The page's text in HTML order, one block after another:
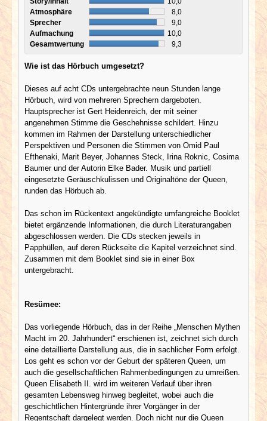
Atmosphäre
8,0
Sprecher
9,0
Aufmachung
10,0
Gesamtwertung
9,3
Wie ist das Hörbuch umgesetzt?
Dieses auf acht CDs untergebrachte neun Stunden lange
Hörbuch, wird von mehreren Sprechern dargeboten.
Hauptsprecher ist Gert Heidenreich, der mit seiner
angenehmen Stimme die Geschehnisse schildert. Hinzu
kommen im Rahmen der Darstellung unterschiedlicher
Perspektiven und Personen die Stimmen von Omid Paul
Efthenaki, Marit Beyer, Johannes Steck, Irina Roknic, Cosima
Baumer und der Autorin Elke Bader. Musik und partiell
eingesetzte Geräuschkulissen und Originaltöne der Queen,
runden das Hörbuch ab.
Das schon im Rückentext angekündigte umfangreiche Booklet
bietet ergänzende Informationen, die durch Literaturangaben
abgeschlossen werden. Die CDs stecken jeweils in
Papphüllen, auf deren Rückseite die Kapitel verzeichnet sind.
Zusammen mit dem Booklet sind sie in einer Box
untergebracht.
Resümee:
Das vorliegende Hörbuch, das in der Reihe „Menschen Mythen
Macht im 20. Jahrhundert“ erschienen ist, zeichnet sich durch
eine detaillierte Darstellung aus, die in sachlicher Form erfolgt.
Los geht es schon vor der Geburt der späteren Queen, um
auch die gesellschaftlichen Rahmenbedingungen zu umreißen.
Queen Elisabeth II. wird im weiteren Verlauf über ihren
gesamten Lebensweg hinweg begleitet, wobei auch die
geschichtlichen Hintergründe ihrer Vorgänger in der
Regentschaft dargelegt werden. Doch nicht nur die Queen